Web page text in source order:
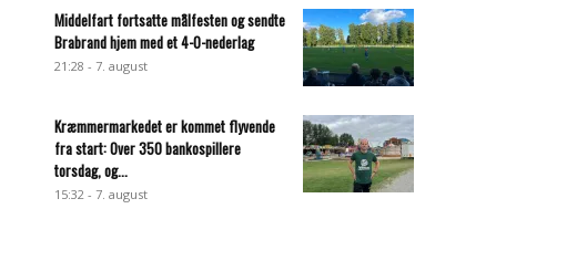
Middelfart fortsatte målfesten og sendte
Brabrand hjem med et 4-0-nederlag
21:28 - 7. august
Kræmmermarkedet er kommet flyvende
fra start: Over 350 bankospillere
torsdag, og...
15:32 - 7. august